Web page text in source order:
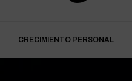
CRECIMIENTO PERSONAL